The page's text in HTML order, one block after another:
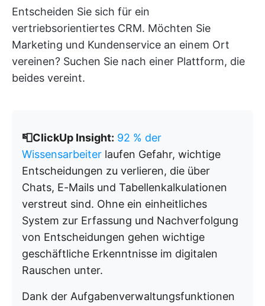
Entscheiden Sie sich für ein
vertriebsorientiertes CRM. Möchten Sie
Marketing und Kundenservice an einem Ort
vereinen? Suchen Sie nach einer Plattform, die
beides vereint.
📮ClickUp Insight: 92 % der
Wissensarbeiter laufen Gefahr, wichtige
Entscheidungen zu verlieren, die über
Chats, E-Mails und Tabellenkalkulationen
verstreut sind. Ohne ein einheitliches
System zur Erfassung und Nachverfolgung
von Entscheidungen gehen wichtige
geschäftliche Erkenntnisse im digitalen
Rauschen unter.
Dank der Aufgabenverwaltungsfunktionen